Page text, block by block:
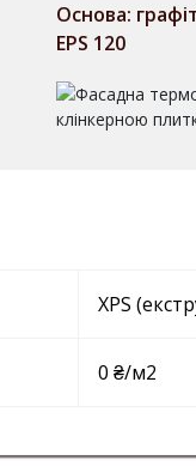
Основа:
EPS 120
XPS
0 ₴/м2